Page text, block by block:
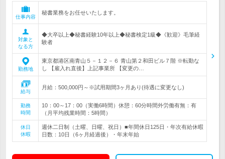
仕事内容
秘書業務をお任せいたします。
対象と
なる方
◆大卒以上◆秘書経験10年以上◆秘書検定1級◆《歓迎》毛筆経
験者
勤務地
東京都港区南青山５－１２－６ 青山第２和田ビル７階 ※転勤な
し 【雇入れ直後】上記事業所 【変更の…
給与
月給：500,000円～※試用期間3ヶ月あり(待遇に変更なし)
勤務
時間
10：00～17：00（実働6時間）休憩：60分時間外労働有無：有
（月平均残業時間：5時間）
休日
休暇
週休二日制（土曜、日曜、祝日）■年間休日125日・年次有給休暇
日数：10日（6ヶ月経過後）・年末年始